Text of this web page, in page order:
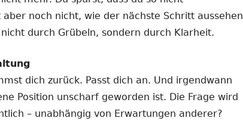
noch nicht, wie der nächste Schritt aussehen
durch Grübeln, sondern durch Klarheit.
dich zurück. Passt dich an. Und irgendwann
Position unscharf geworden ist. Die Frage wird
– unabhängig von Erwartungen anderer?